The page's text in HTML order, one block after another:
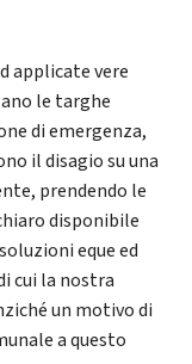
applicate vere
le targhe
di emergenza,
il disagio su una
prendendo le
disponibile
eque ed
cui la nostra
un motivo di
a questo